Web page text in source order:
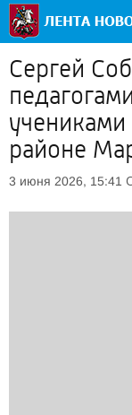
Сергей
районе
3 июня 2026, 15:41